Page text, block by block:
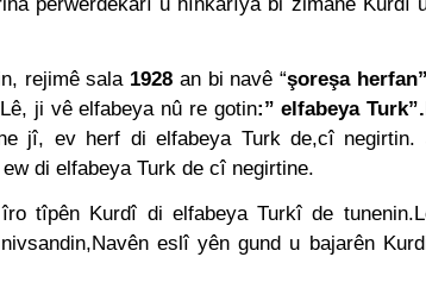
PAR KADIN HEYETİ ALAKAD’I ZİYARET ETTİ.
PAR kadın komisyonu üyesi Berin Eren
Ago
PAR PM üyesi Siracettin Sarı; Almanya-
verdi.
pm üyesi Seracettin Sarı, 06.04.2025 tarihin
Kürtler ve Yeni Dönem Stratejileri” üzerine
rejimê sala 1928 an bi navê “şoreşa herfan”
ji vê elfabeya nû re gotin:” elfabeya Turk”.
jî, ev herf di elfabeya Turk de,cî
di elfabeya Turk de cî negirtine.
tîpên Kurdî di elfabeya Turkî de
eslî yên gund u bajarên